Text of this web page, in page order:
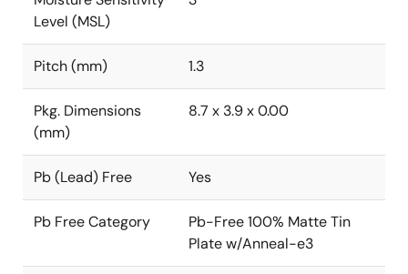
Level (MSL)
Pitch (mm) 1.3
Pkg. Dimensions
(mm)
8.7 x 3.9 x 0.00
Pb (Lead) Free Yes
Pb Free Category
Pb-Free 100% Matte Tin
Plate w/Anneal-e3